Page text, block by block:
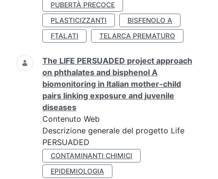
PUBERTÀ PRECOCE
PLASTICIZZANTI
BISFENOLO A
FTALATI
TELARCA PREMATURO
The LIFE PERSUADED project approach
on phthalates and bisphenol A
biomonitoring in Italian mother-child
pairs linking exposure and juvenile
diseases
Contenuto Web
Descrizione generale del progetto Life
PERSUADED
CONTAMINANTI CHIMICI
EPIDEMIOLOGIA